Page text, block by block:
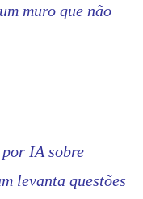
muro que não
IA sobre
levanta questões